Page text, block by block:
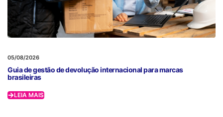
05/08/2026
Guia de gestão de devolução internacional para marcas
brasileiras
LEIA MAIS